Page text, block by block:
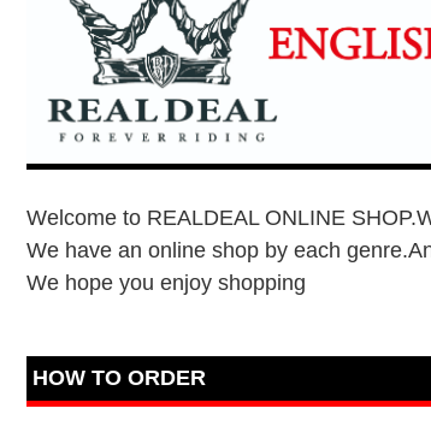
Welcome to REALDEAL ONLINE
We have an online shop by each
We hope you enjoy shopping
HOW TO ORDER